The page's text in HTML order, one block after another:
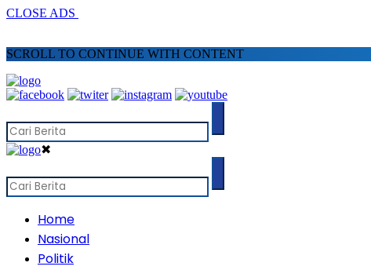
CLOSE ADS
SCROLL TO CONTINUE WITH CONTENT
✖
Home
Nasional
Politik